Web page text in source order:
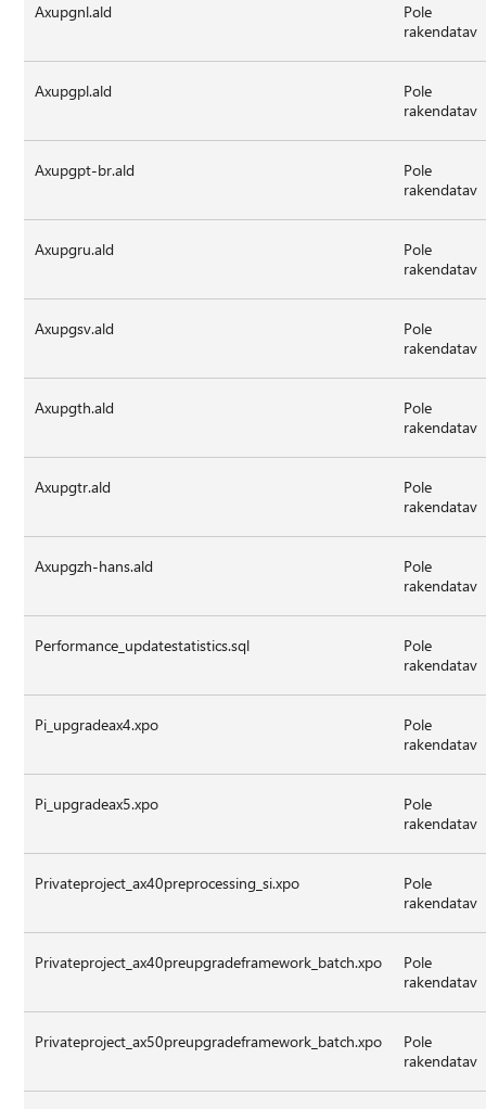
Axupgnl.ald
Pole
rakendatav
Axupgpl.ald
Pole
rakendatav
Axupgpt-br.ald
Pole
rakendatav
Axupgru.ald
Pole
rakendatav
Axupgsv.ald
Pole
rakendatav
Axupgth.ald
Pole
rakendatav
Axupgtr.ald
Pole
rakendatav
Axupgzh-hans.ald
Pole
rakendatav
Performance_updatestatistics.sql
Pole
rakendatav
Pi_upgradeax4.xpo
Pole
rakendatav
Pi_upgradeax5.xpo
Pole
rakendatav
Privateproject_ax40preprocessing_si.xpo
Pole
rakendatav
Privateproject_ax40preupgradeframework_batch.xpo
Pole
rakendatav
Privateproject_ax50preupgradeframework_batch.xpo
Pole
rakendatav